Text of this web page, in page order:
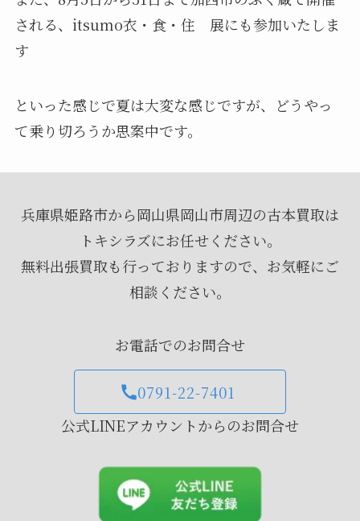
される、itsumo衣・食・住 展にも参加いたしま
す
といった感じで夏は大変な感じですが、どうやっ
て乗り切ろうか思案中です。
兵庫県姫路市から岡山県岡山市周辺の古本買取は
トキシラズにお任せください。
無料出張買取も行っておりますので、お気軽にご
相談ください。
お電話でのお問合せ
0791-22-7401
公式LINEアカウントからのお問合せ